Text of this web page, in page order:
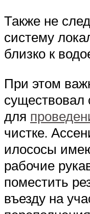
Также не
систему
близко к
При этом
существовал
для
чистке.
илососы
рабочие
поместить
въезду на